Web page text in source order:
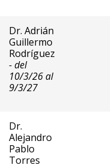
Dr. Adrián
Guillermo
Rodríguez
- del
10/3/26 al
9/3/27
Dr.
Alejandro
Pablo
Torres